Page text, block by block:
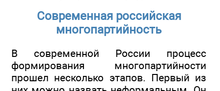
Современная российская
многопартийность
В современной России процесс
формирования многопартийности
прошел несколько этапов. Первый из